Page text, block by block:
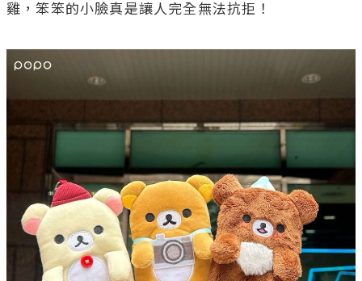
雞，笨笨的小臉真是讓人完全無法抗拒！